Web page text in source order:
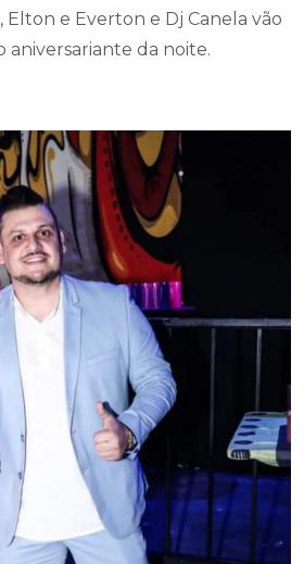
e Everton e Dj Canela vão
aniversariante da noite.